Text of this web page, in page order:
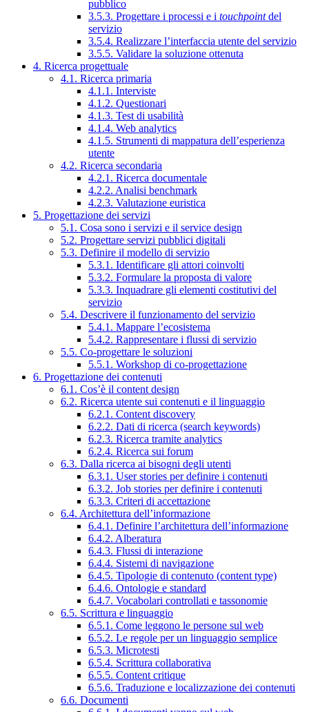
pubblico
3.5.3. Progettare i processi e i touchpointdel
servizio
3.5.4. Realizzare l’interfaccia utente del servizio
3.5.5. Validare la soluzione ottenuta
4. Ricerca progettuale
4.1. Ricerca primaria
4.1.1. Interviste
4.1.2. Questionari
4.1.3. Test di usabilità
4.1.4. Web analytics
4.1.5. Strumenti di mappatura dell’esperienza
utente
4.2. Ricerca secondaria
4.2.1. Ricerca documentale
4.2.2. Analisi benchmark
4.2.3. Valutazione euristica
5. Progettazione dei servizi
5.1. Cosa sono i servizi e il service design
5.2. Progettare servizi pubblici digitali
5.3. Definire il modello di servizio
5.3.1. Identificare gli attori coinvolti
5.3.2. Formulare la proposta di valore
5.3.3. Inquadrare gli elementi costitutivi del
servizio
5.4. Descrivere il funzionamento del servizio
5.4.1. Mappare l’ecosistema
5.4.2. Rappresentare i flussi di servizio
5.5. Co-progettare le soluzioni
5.5.1. Workshop di co-progettazione
6. Progettazione dei contenuti
6.1. Cos’è il content design
6.2. Ricerca utente sui contenuti e il linguaggio
6.2.1. Content discovery
6.2.2. Dati di ricerca (search keywords)
6.2.3. Ricerca tramite analytics
6.2.4. Ricerca sui forum
6.3. Dalla ricerca ai bisogni degli utenti
6.3.1. User stories per definire i contenuti
6.3.2. Job stories per definire i contenuti
6.3.3. Criteri di accettazione
6.4. Architettura dell’informazione
6.4.1. Definire l’architettura dell’informazione
6.4.2. Alberatura
6.4.3. Flussi di interazione
6.4.4. Sistemi di navigazione
6.4.5. Tipologie di contenuto (content type)
6.4.6. Ontologie e standard
6.4.7. Vocabolari controllati e tassonomie
6.5. Scrittura e linguaggio
6.5.1. Come leggono le persone sul web
6.5.2. Le regole per un linguaggio semplice
6.5.3. Microtesti
6.5.4. Scrittura collaborativa
6.5.5. Content critique
6.5.6. Traduzione e localizzazione dei contenuti
6.6. Documenti